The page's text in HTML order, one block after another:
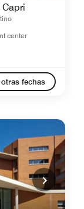
Capri
center
fechas